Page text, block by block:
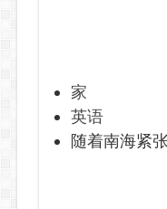
家
英语
随着南海紧